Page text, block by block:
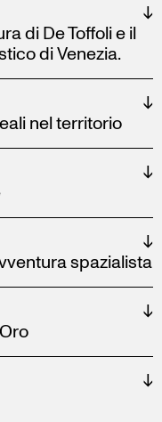
↓
di De Toffoli e il
di Venezia.
↓
nel territorio
↓
↓
spazialista
↓
↓